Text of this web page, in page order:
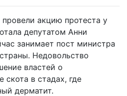
акцию протеста у
депутатом Анни
занимает пост министра
Недовольство
властей о
скота в стадах, где
дерматит.